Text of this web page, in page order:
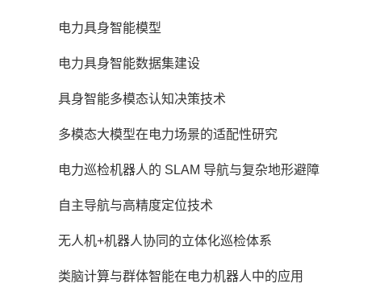
电力具身智能模型
电力具身智能数据集建设
具身智能多模态认知决策技术
多模态大模型在电力场景的适配性研究
电力巡检机器人的 SLAM 导航与复杂地形避障
自主导航与高精度定位技术
无人机+机器人协同的立体化巡检体系
类脑计算与群体智能在电力机器人中的应用